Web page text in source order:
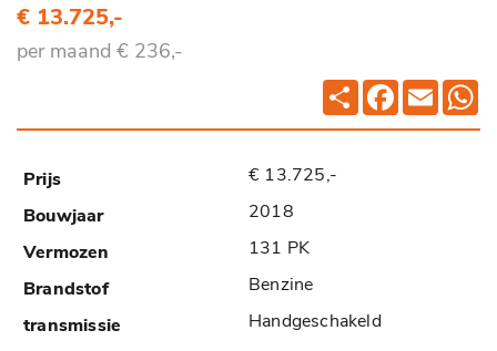
€ 13.725,-
per maand € 236,-
Deel Facebook
Email
€ 13.725,-
2018
131 PK
Benzine
Handgeschakeld